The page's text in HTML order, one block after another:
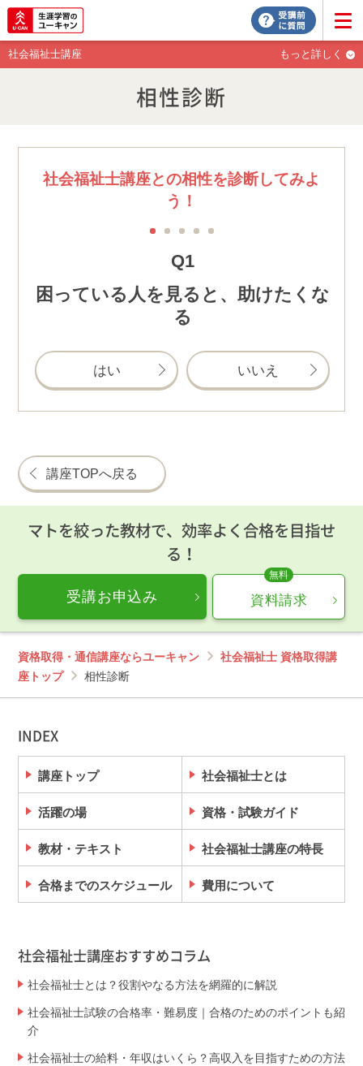
社会福祉士講座 もっと詳しく
相性診断
社会福祉士講座との相性を診断してみよ
う！
Q1
困っている人を見ると、助けたくな
る
はい いいえ
講座TOPへ戻る
マトを絞った教材で、効率よく合格を目指せ
る！
受講お申込み 資料請求
資格取得・通信講座ならユーキャン
社会福祉士 資格取得講
座トップ
相性診断
INDEX
講座トップ 社会福祉士とは
活躍の場 資格・試験ガイド
教材・テキスト 社会福祉士講座の特長
合格までのスケジュール 費用について
社会福祉士講座おすすめコラム
社会福祉士とは？役割やなる方法を網羅的に解説
社会福祉士試験の合格率・難易度｜合格のためのポイントも紹
介
社会福祉士の給料・年収はいくら？高収入を目指すための方法